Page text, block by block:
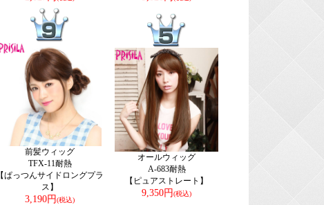
前髪ウィッグ
TFX-11耐熱
【ぱっつんサイドロングプラ
ス】
3,190円(税込)
オールウィッグ
A-683耐熱
【ピュアストレート】
9,350円(税込)